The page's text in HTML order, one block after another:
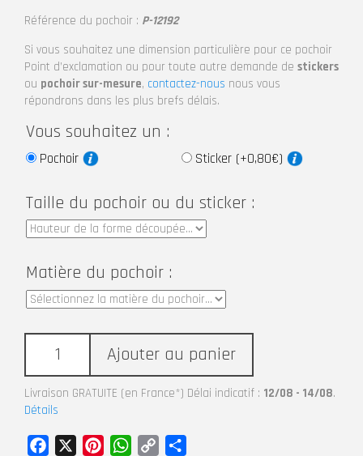
Note5
Référence du pochoir : P-12192
Si vous souhaitez une dimension particulière pour ce pochoir
Point d’exclamation ou pour toute autre demande de stickers
ou pochoir sur-mesure, contactez-nous nous vous
répondrons dans les plus brefs délais.
Vous souhaitez un :
Pochoir Sticker (+0,80€)
Taille du pochoir ou du sticker :
Matière du pochoir :
Ajouter au panier
Livraison GRATUITE (en France*) Délai indicatif : 12/08 - 14/08.
Détails
Facebook PinterestWhatsApp
Copy